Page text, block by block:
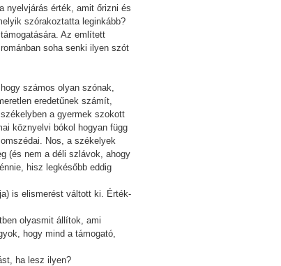
nyelvjárás érték, amit őrizni és
szórakoztatta leginkább?
Az említett
soha senki ilyen szót
számos olyan szónak,
eredetűnek számít,
a gyermek szokott
köznyelvi bókol hogyan függ
Nos, a székelyek
(és nem a déli szlávok, ahogy
hisz legkésőbb eddig
is elismerést váltott ki. Érték-
olyasmit állítok, ami
hogy mind a támogató,
ha lesz ilyen?